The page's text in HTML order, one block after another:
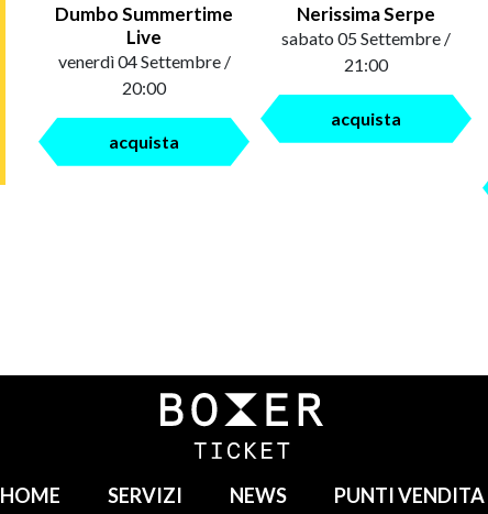
Dumbo Summertime
Live
venerdì 04 Settembre /
20:00
acquista
Nerissima Serpe
sabato 05 Settembre /
21:00
acquista
HOME SERVIZI NEWS PUNTI VENDITA